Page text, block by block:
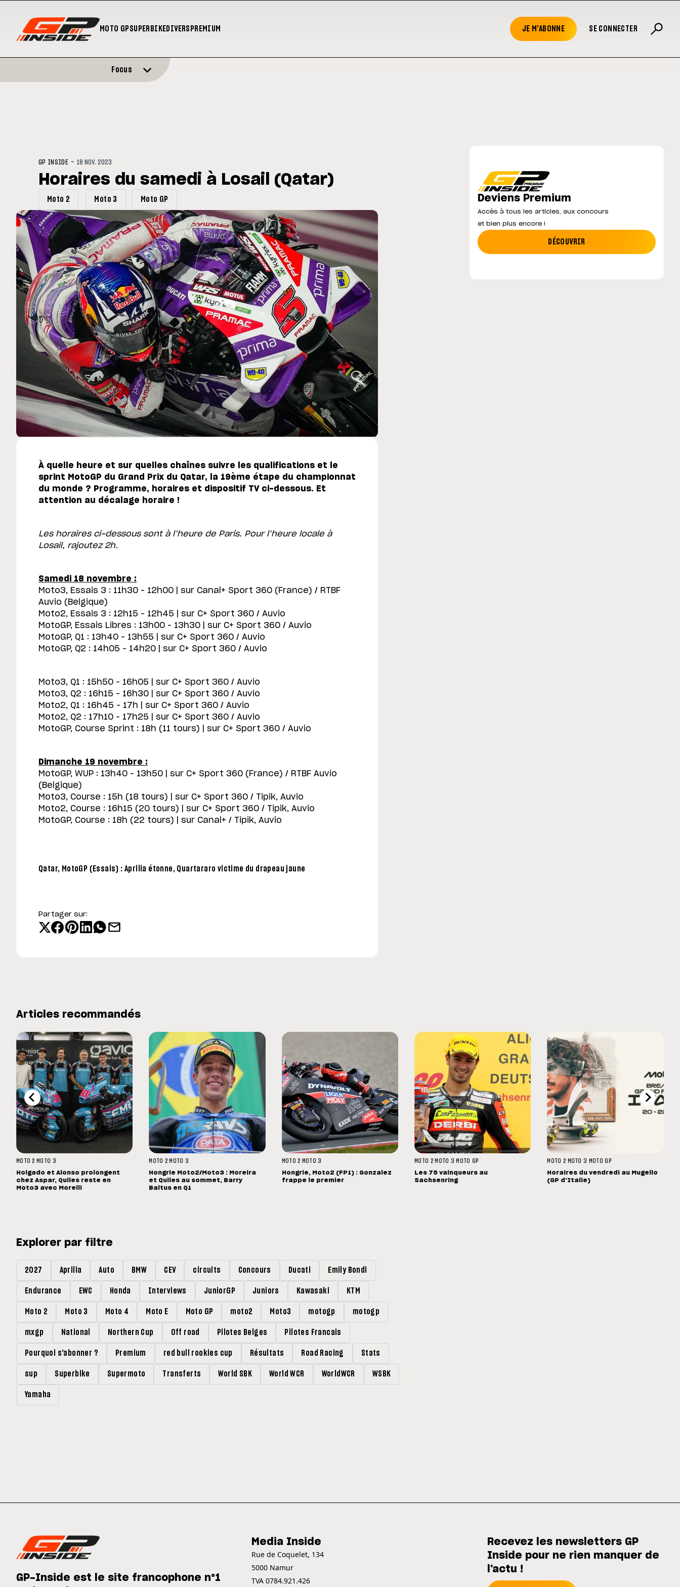
MOTO GPSUPERBIKEDIVERS PREMIUM JE M'ABONNE SE CONNECTER
club spécial dans
MOTO GP
Silverstone : Horaires et Programme du GP de
Grande-Bretagne
MOTO GP
Zarco évite l'opération et vise un retour en
septembre
MotoGP : les cinq constructeurs signent un
Focus
GP INSIDE - 18 NOV. 2023
Horaires du samedi à Losail (Qatar)
Moto 2 Moto 3 Moto GP
À quelle heure et sur quelles chaînes suivre les qualifications et le
sprint MotoGP du Grand Prix du Qatar, la 19ème étape du championnat
du monde ? Programme, horaires et dispositif TV ci-dessous. Et
attention au décalage horaire !
Les horaires ci-dessous sont à l’heure de Paris. Pour l’heure locale à
Losail, rajoutez 2h.
Samedi 18 novembre :
Moto3, Essais 3 : 11h30 – 12h00 | sur Canal+ Sport 360 (France) / RTBF
Auvio (Belgique)
Moto2, Essais 3 : 12h15 – 12h45 | sur C+ Sport 360 / Auvio
MotoGP, Essais Libres : 13h00 – 13h30 | sur C+ Sport 360 / Auvio
MotoGP, Q1 : 13h40 – 13h55 | sur C+ Sport 360 / Auvio
MotoGP, Q2 : 14h05 – 14h20 | sur C+ Sport 360 / Auvio
Moto3, Q1 : 15h50 – 16h05 | sur C+ Sport 360 / Auvio
Moto3, Q2 : 16h15 – 16h30 | sur C+ Sport 360 / Auvio
Moto2, Q1 : 16h45 – 17h | sur C+ Sport 360 / Auvio
Moto2, Q2 : 17h10 – 17h25 | sur C+ Sport 360 / Auvio
MotoGP, Course Sprint : 18h (11 tours) | sur C+ Sport 360 / Auvio
Dimanche 19 novembre :
MotoGP, WUP : 13h40 – 13h50 | sur C+ Sport 360 (France) / RTBF Auvio
(Belgique)
Moto3, Course : 15h (18 tours) | sur C+ Sport 360 / Tipik, Auvio
Moto2, Course : 16h15 (20 tours) | sur C+ Sport 360 / Tipik, Auvio
MotoGP, Course : 18h (22 tours) | sur Canal+ / Tipik, Auvio
Qatar, MotoGP (Essais) : Aprilia étonne, Quartararo victime du drapeau jaune
Partager sur:
Deviens Premium
Accès à tous les articles, aux concours
et bien plus encore !
DÉCOUVRIR
Articles recommandés
MOTO 2 MOTO 3
Holgado et Alonso prolongent
chez Aspar, Quiles reste en
Moto3 avec Morelli
MOTO 2 MOTO 3
Hongrie Moto2/Moto3 : Moreira
et Quiles au sommet, Barry
Baltus en Q1
MOTO 2 MOTO 3
Hongrie, Moto2 (FP1) : Gonzalez
frappe le premier
MOTO 2 MOTO 3 MOTO GP
Les 75 vainqueurs au
Sachsenring
MOTO 2 MOTO 3 MOTO GP
Horaires du vendredi au Mugello
(GP d'Italie)
Explorer par filtre
2027 Aprilia Auto BMW CEV circuits Concours Ducati Emily Bondi
Endurance EWC Honda Interviews JuniorGP Juniors Kawasaki KTM
Moto 2 Moto 3 Moto 4 Moto E Moto GP moto2 Moto3 motogp motogp
mxgp National Northern Cup Off road Pilotes Belges Pilotes Francais
Pourquoi s'abonner ? Premium red bull rookies cup Résultats Road Racing Stats
sup Superbike Supermoto Transferts World SBK World WCR WorldWCR WSBK
Yamaha
GP-Inside est le site francophone n°1
Media Inside
Rue de Coquelet, 134
5000 Namur
TVA 0784.921.426
Recevez les newsletters GP
Inside pour ne rien manquer de
l'actu !